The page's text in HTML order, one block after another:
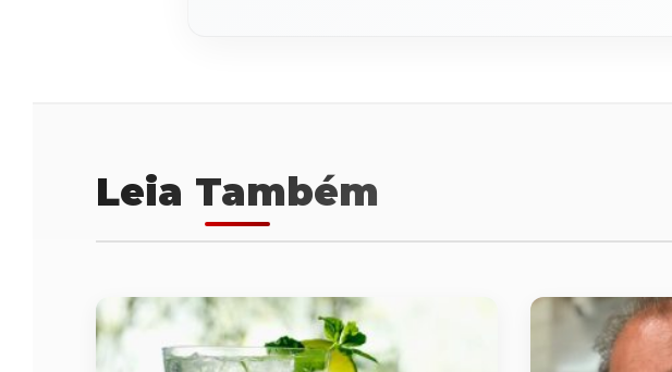
Leia Também